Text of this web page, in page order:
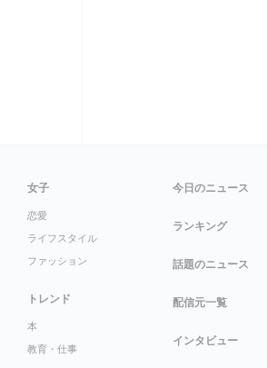
女子
恋愛
ライフスタイル
ファッション
トレンド
本
教育・仕事
今日のニュース
ランキング
話題のニュース
配信元一覧
インタビュー